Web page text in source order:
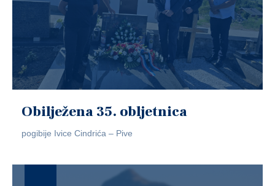
Obilježena 35. obljetnica
pogibije Ivice Cindrića – Pive